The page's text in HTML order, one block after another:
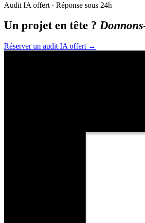
Audit IA offert · Réponse sous 24h
Un projet en tête ?
Réserver un audit IA offert →